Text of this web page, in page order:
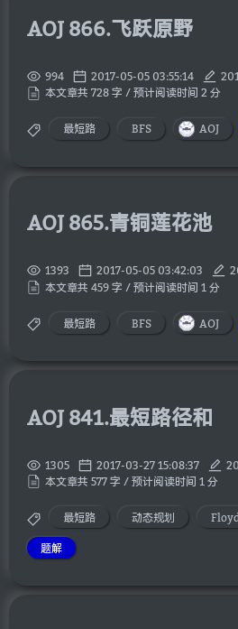
AOJ 866.飞跃原野
994 2017-05-05 03:55:14
本文章共 728 字 / 预计阅读时间 2 分
最短路 BFS AOJ
AOJ 865.青铜莲花池
1393 2017-05-05 03:42:03
本文章共 459 字 / 预计阅读时间 1 分
最短路 BFS AOJ
AOJ 841.最短路径和
1305 2017-03-27 15:08:37
本文章共 577 字 / 预计阅读时间 1 分
最短路 动态规划 Floyd
题解